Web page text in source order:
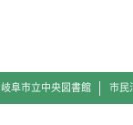
岐阜市立中央図書館 市民